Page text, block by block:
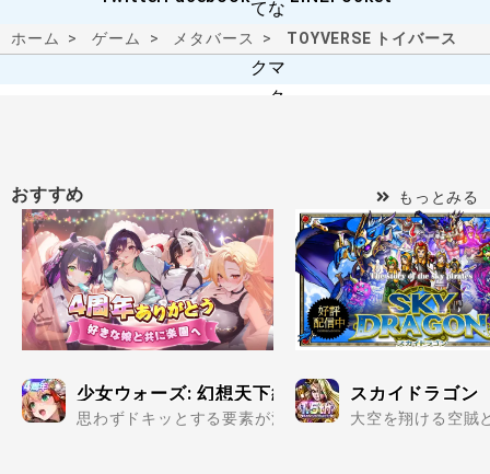
ホーム ゲーム メタバース TOYVERSE トイバース
おすすめ もっとみる
少女ウォーズ: 幻想天下統一戦
思わずドキッとする要素が満載の美少女だらけで楽し
スカイドラゴン
大空を翔ける空賊